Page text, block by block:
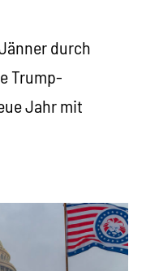
durch
Trump-
Jahr mit